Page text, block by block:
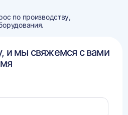
по производству,
и мы свяжемся с вами